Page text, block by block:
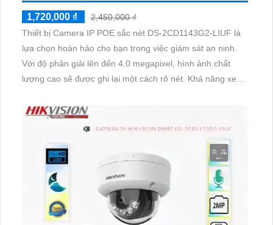
1,720,000 ₫
2,450,000 ₫
Thiết bị Camera IP POE sắc nét DS-2CD1143G2-LIUF là
lựa chọn hoàn hảo cho bạn trong việc giám sát an ninh.
Với độ phân giải lên đến 4.0 megapixel, hình ảnh chất
lượng cao sẽ được ghi lại một cách rõ nét. Khả năng xem
việc giám sát ban đêm trở nên dễ dàng và tiết kiệm